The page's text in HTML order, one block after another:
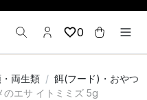
0
両生類
餌(フード)・おやつ
のエサ イトミミズ 5g